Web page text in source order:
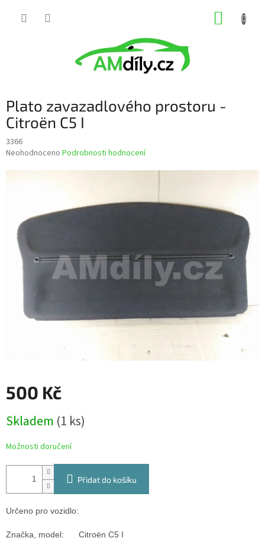
Plato zavazadlového prostoru -
Citroën C5 I
3366
Průměrné
hvězdiček.
Neohodnoceno Podrobnosti hodnocení
500 Kč
cena:
Skladem (1 ks)
Možnosti doručení
Přidat do košíku
Určeno pro vozidlo:
Značka, model:
Citroën C5 I